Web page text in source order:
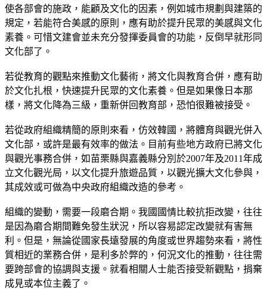
使各部會的施政，能顧及文化的因素，例如城市規劃與建築的
規定，若能符合美感的原則，應有助於提升民眾的美感與文化
素養。可惜文建會並未充分發揮委員會的功能，反倒早就形同
文化部了。
若從教育的觀點來推動文化藝術，將文化與教育合併，應有助
於文化扎根，快速提升民眾的文化素養。但是如果像日本那
樣，將文化降為三級，重新併回教育部，恐怕很難被接受。
若從政府組織精簡的原則來看，仿效韓國，將體育與觀光併入
文化部，或許是最有效率的做法。目前有些地方政府已將文化
與觀光事務合併，如苗栗縣與嘉義縣分別於2007年及2011年成
立文化觀光局，以文化提升旅遊品質，以觀光擴大文化參與，
其成效或可做為中央政府組織改造的參考。
組織的變動，需要一段磨合期。我國國情比較抗拒改變，往往
是因為磨合期間難免發生狀況，所以容易認定改變就有害無
利。但是，無論從國家長遠發展的角度或世界趨勢來看，將性
質相近的業務合併，是利多於弊的，何況文化的推動，往往需
要跨部會的協調與支援。就看相關人士能否接受新觀點，捐棄
成見或本位主義了。